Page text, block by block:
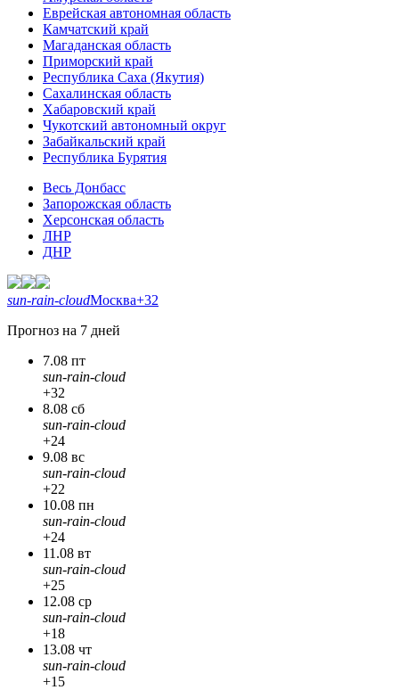
Еврейская автономная область
Камчатский край
Магаданская область
Приморский край
Республика Саха (Якутия)
Сахалинская область
Хабаровский край
Чукотский автономный округ
Забайкальский край
Республика Бурятия
Весь Донбасс
Запорожская область
Херсонская область
ЛНР
ДНР
sun-rain-cloudМосква+32
Прогноз на 7 дней
7.08 пт
sun-rain-cloud
+32
8.08 сб
sun-rain-cloud
+24
9.08 вс
sun-rain-cloud
+22
10.08 пн
sun-rain-cloud
+24
11.08 вт
sun-rain-cloud
+25
12.08 ср
sun-rain-cloud
+18
13.08 чт
sun-rain-cloud
+15